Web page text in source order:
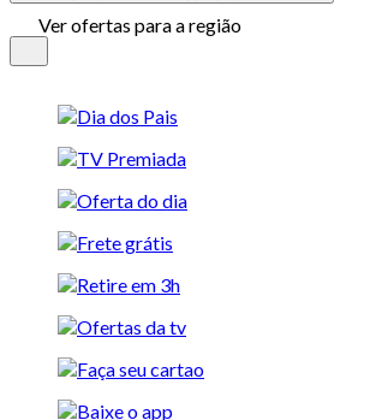
Ver ofertas para a região